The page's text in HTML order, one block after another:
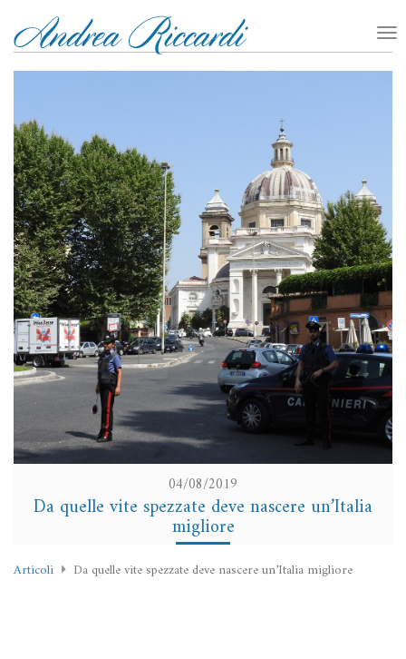
04/08/2019
Da quelle vite spezzate deve nascere un’Italia
migliore
Articoli Da quelle vite spezzate deve nascere un’Italia migliore